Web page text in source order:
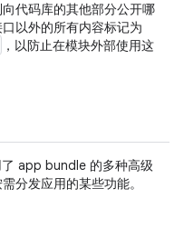
代码库的其他部分公开哪
以外的所有内容标记为
，以防止在模块外部使用这
app bundle 的多种高级
分发应用的某些功能。